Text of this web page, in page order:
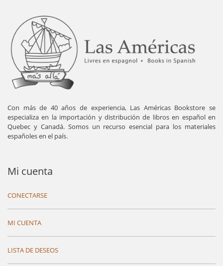
Con más de 40 años de experiencia, Las Américas Bookstore se
especializa en la importación y distribución de libros en español en
Quebec y Canadá. Somos un recurso esencial para los materiales
españoles en el país.
Mi cuenta
CONECTARSE
MI CUENTA
LISTA DE DESEOS